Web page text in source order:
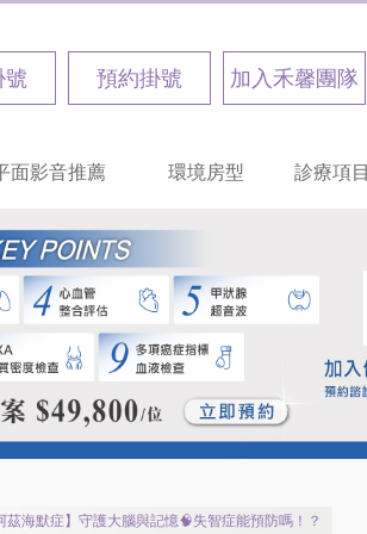
加入禾馨團隊
預約掛號
號
面影音推薦 環境房型 診療項目
茲海默症】守護大腦與記憶🧠失智症能預防嗎！？